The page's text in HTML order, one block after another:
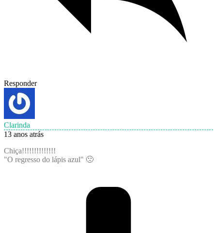
Responder
Clarinda
13 anos atrás
Chiça!!!!!!!!!!!!!!
"O regresso do lápis azul" 🙁